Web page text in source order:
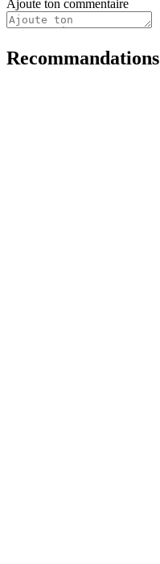
Ajoute ton commentaire
Recommandations